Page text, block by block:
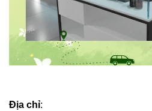
Địa chỉ: